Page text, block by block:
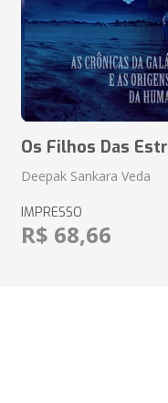
Os Filhos Das
Deepak Sankara Veda
IMPRESSO
R$ 68,66